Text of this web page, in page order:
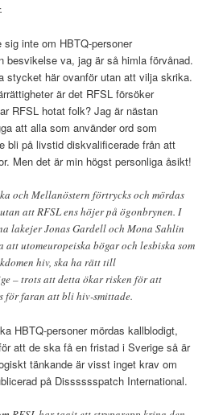
inte om HBTQ-personer
besvikelse va, jag är så himla förvånad.
stycket här ovanför utan att vilja skrika.
är det RFSL försöker
RFSL hotat folk? Jag är nästan
att alla som använder ord som
bli på livstid diskvalificerade från att
Men det är min högst personliga åsikt!
och Mellanöstern förtrycks och mördas
att RFSL ens höjer på ögonbrynen. I
lakejer Jonas Gardell och Mona Sahlin
utomeuropeiska bögar och lesbiska som
hiv, ska ha rätt till
– trots att detta ökar risken för att
för faran att bli hiv-smittade.
HBTQ-personer mördas kallblodigt,
att de ska få en fristad i Sverige så är
tänkande är visst inget krav om
på Disssssspatch International.